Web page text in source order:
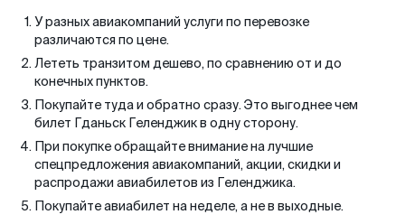
У разных авиакомпаний услуги по перевозке
различаются по цене.
Лететь транзитом дешево, по сравнению от и до
конечных пунктов.
Покупайте туда и обратно сразу. Это выгоднее чем
билет Гданьск Геленджик в одну сторону.
При покупке обращайте внимание на лучшие
спецпредложения авиакомпаний, акции, скидки и
распродажи авиабилетов из Геленджика.
Покупайте авиабилет на неделе, а не в выходные.